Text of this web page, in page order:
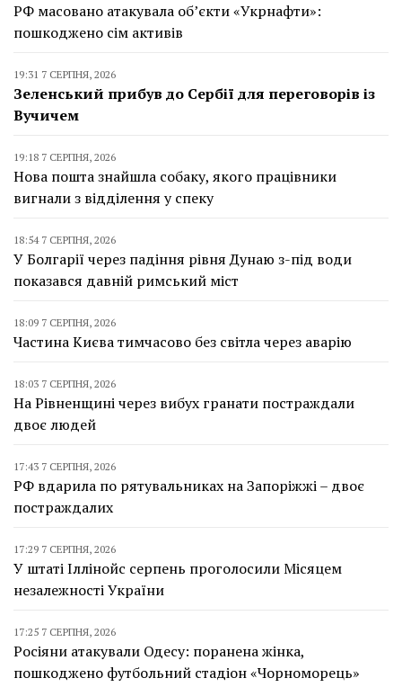
РФ масовано атакувала об’єкти «Укрнафти»:
пошкоджено сім активів
19:31 7 СЕРПНЯ, 2026
Зеленський прибув до Сербії для переговорів із
Вучичем
19:18 7 СЕРПНЯ, 2026
Нова пошта знайшла собаку, якого працівники
вигнали з відділення у спеку
18:54 7 СЕРПНЯ, 2026
У Болгарії через падіння рівня Дунаю з-під води
показався давній римський міст
18:09 7 СЕРПНЯ, 2026
Частина Києва тимчасово без світла через аварію
18:03 7 СЕРПНЯ, 2026
На Рівненщині через вибух гранати постраждали
двоє людей
17:43 7 СЕРПНЯ, 2026
РФ вдарила по рятувальниках на Запоріжжі – двоє
постраждалих
17:29 7 СЕРПНЯ, 2026
У штаті Іллінойс серпень проголосили Місяцем
незалежності України
17:25 7 СЕРПНЯ, 2026
Росіяни атакували Одесу: поранена жінка,
пошкоджено футбольний стадіон «Чорноморець»